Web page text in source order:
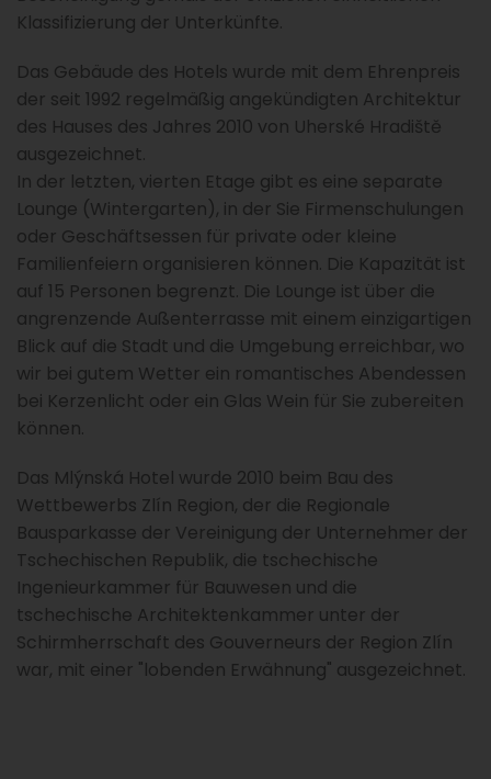
Klassifizierung der Unterkünfte.
Das Gebäude des Hotels wurde mit dem Ehrenpreis
der seit 1992 regelmäßig angekündigten Architektur
des Hauses des Jahres 2010 von Uherské Hradiště
ausgezeichnet.
In der letzten, vierten Etage gibt es eine separate
Lounge (Wintergarten), in der Sie Firmenschulungen
oder Geschäftsessen für private oder kleine
Familienfeiern organisieren können. Die Kapazität ist
auf 15 Personen begrenzt. Die Lounge ist über die
angrenzende Außenterrasse mit einem einzigartigen
Blick auf die Stadt und die Umgebung erreichbar, wo
wir bei gutem Wetter ein romantisches Abendessen
bei Kerzenlicht oder ein Glas Wein für Sie zubereiten
können.
Das Mlýnská Hotel wurde 2010 beim Bau des
Wettbewerbs Zlín Region, der die Regionale
Bausparkasse der Vereinigung der Unternehmer der
Tschechischen Republik, die tschechische
Ingenieurkammer für Bauwesen und die
tschechische Architektenkammer unter der
Schirmherrschaft des Gouverneurs der Region Zlín
war, mit einer "lobenden Erwähnung" ausgezeichnet.